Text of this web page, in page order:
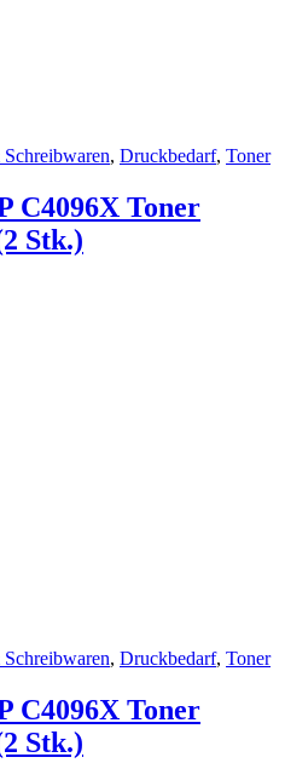
, Druckbedarf, Toner
C4096X Toner
Stk.)
, Druckbedarf, Toner
C4096X Toner
Stk.)